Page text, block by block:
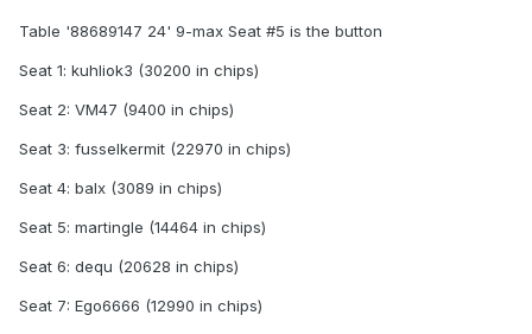
Table '88689147 24' 9-max Seat #5 is the button
Seat 1: kuhliok3 (30200 in chips)
Seat 2: VM47 (9400 in chips)
Seat 3: fusselkermit (22970 in chips)
Seat 4: balx (3089 in chips)
Seat 5: martingle (14464 in chips)
Seat 6: dequ (20628 in chips)
Seat 7: Ego6666 (12990 in chips)